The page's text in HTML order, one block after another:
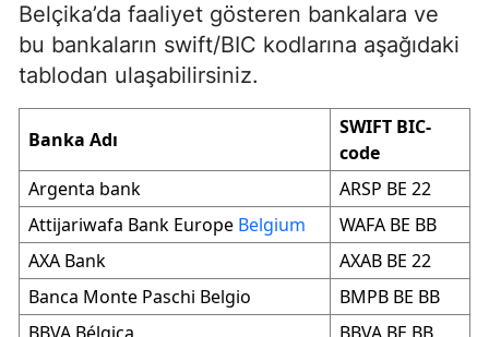
Belçika’da faaliyet gösteren bankalara ve
bu bankaların swift/BIC kodlarına aşağıdaki
tablodan ulaşabilirsiniz.
Banka Adı
SWIFT BIC-
code
Argenta bank
ARSP BE 22
Attijariwafa Bank Europe Belgium
WAFA BE BB
AXA Bank
AXAB BE 22
Banca Monte Paschi Belgio
BMPB BE BB